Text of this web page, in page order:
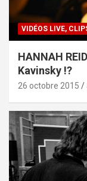
VIDÉOS LIVE,
HANNAH
Kavinsky !?
26 octobre 2015